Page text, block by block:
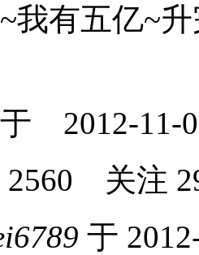
我有五亿~
2012-11-
2560 关注
于